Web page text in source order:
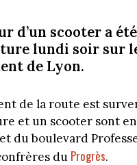
d’un scooter a
lundi soir sur
de Lyon.
de la route est
et un scooter sont
du boulevard
du Progrès.